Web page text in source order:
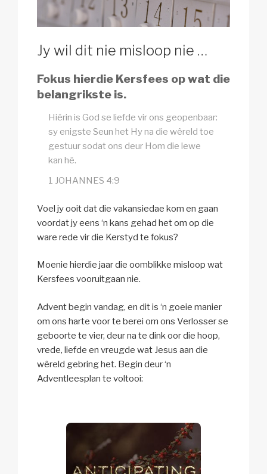
Jy wil dit nie misloop nie …
Fokus hierdie Kersfees op wat die
belangrikste is.
Hiérin is God se liefde vir ons geopenbaar:
sy enigste Seun het Hy na die wêreld toe
gestuur sodat ons deur Hom die lewe
kan hê.
1 JOHANNES 4:9
Voel jy ooit dat die vakansiedae kom en gaan
voordat jy eens ‘n kans gehad het om op die
ware rede vir die Kerstyd te fokus?
Moenie hierdie jaar die oomblikke misloop wat
Kersfees vooruitgaan nie.
Advent begin vandag, en dit is ‘n goeie manier
om ons harte voor te berei om ons Verlosser se
geboorte te vier, deur na te dink oor die hoop,
vrede, liefde en vreugde wat Jesus aan die
wêreld gebring het. Begin deur ‘n
Adventleesplan te voltooi: